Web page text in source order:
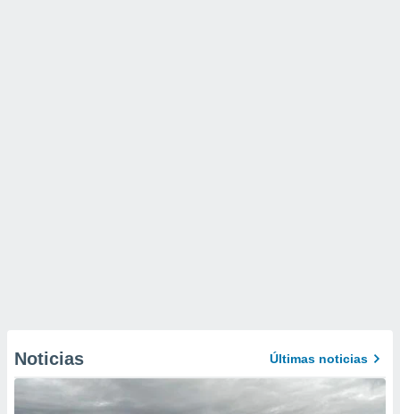
Noticias Últimas noticias